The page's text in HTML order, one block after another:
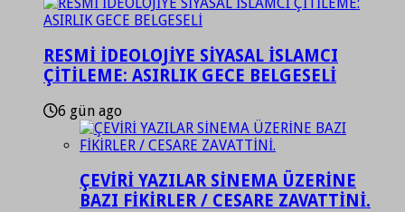
RESMİ İDEOLOJİYE SİYASAL İSLAMCI
ÇİTİLEME: ASIRLIK GECE BELGESELİ
6 gün ago
ÇEVİRİ YAZILAR SİNEMA ÜZERİNE
BAZI FİKİRLER / CESARE ZAVATTİNİ.